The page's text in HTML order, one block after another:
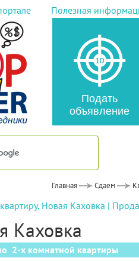
Полезная
Подать
объявление
Главная Сдаем
Новая Каховка |
Каховка
2-х комнатной квартиры